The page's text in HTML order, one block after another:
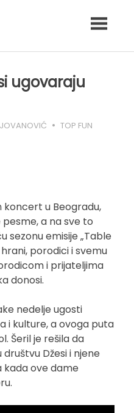
ugovaraju
TOP FUN
koncert u Beogradu,
a na sve to
sezonu emisije „Table
porodici i svemu
i prijateljima
donosi.
nedelje ugosti
i kulture, a ovoga puta
Šeril je rešila da
Džesi i njene
kada ove dame